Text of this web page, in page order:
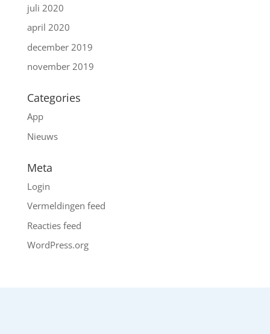
juli 2020
april 2020
december 2019
november 2019
Categories
App
Nieuws
Meta
Login
Vermeldingen feed
Reacties feed
WordPress.org